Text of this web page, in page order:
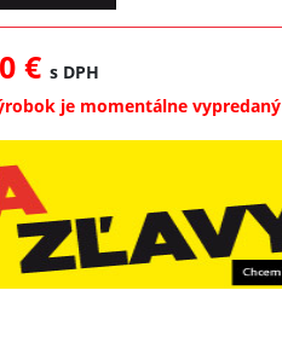
€s DPH
je momentálne vypredaný